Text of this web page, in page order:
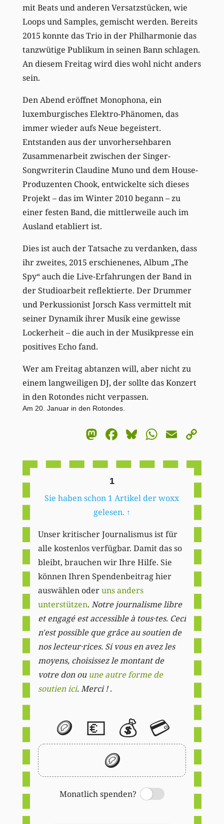
mit Beats und anderen Versatzstücken, wie
Loops und Samples, gemischt werden. Bereits
2015 konnte das Trio in der Philharmonie das
tanzwütige Publikum in seinen Bann schlagen.
An diesem Freitag wird dies wohl nicht anders
sein.
Den Abend eröffnet Monophona, ein
luxemburgisches Elektro-Phänomen, das
immer wieder aufs Neue begeistert.
Entstanden aus der unvorhersehbaren
Zusammenarbeit zwischen der Singer-
Songwriterin Claudine Muno und dem House-
Produzenten Chook, entwickelte sich dieses
Projekt – das im Winter 2010 begann – zu
einer festen Band, die mittlerweile auch im
Ausland etabliert ist.
Dies ist auch der Tatsache zu verdanken, dass
ihr zweites, 2015 erschienenes, Album „The
Spy“ auch die Live-Erfahrungen der Band in
der Studioarbeit reflektierte. Der Drummer
und Perkussionist Jorsch Kass vermittelt mit
seiner Dynamik ihrer Musik eine gewisse
Lockerheit – die auch in der Musikpresse ein
positives Echo fand.
Wer am Freitag abtanzen will, aber nicht zu
einem langweiligen DJ, der sollte das Konzert
in den Rotondes nicht verpassen.
Am 20. Januar in den Rotondes.
Mastodon
Facebook
BlueskyEmail
1
Sie haben schon 1 Artikel der woxx
gelesen. ↑
Unser kritischer Journalismus ist für
alle kostenlos verfügbar. Damit das so
bleibt, brauchen wir Ihre Hilfe. Sie
können Ihren Spendenbeitrag hier
auswählen oderuns anders
unterstützen. Notre journalisme libre
et engagé est accessible à tous·tes. Ceci
n'est possible que grâce au soutien de
nos lecteur·rices. Si vous en avez les
moyens, choisissez le montant de
votre don ou une autre forme de
soutien ici. Merci ! .
🪙 💶 💰 💳
🪙
Monatlich spenden?
Switch